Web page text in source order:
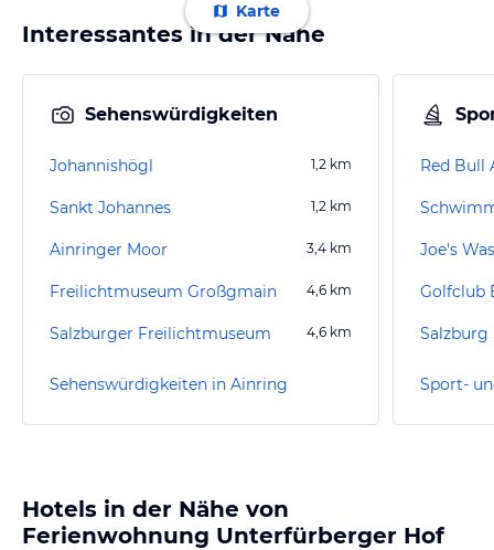
Karte
Interessantes in der Nähe
Sehenswürdigkeiten
Johannishögl 1,2 km
Sankt Johannes 1,2 km
Ainringer Moor 3,4 km
Freilichtmuseum Großgmain 4,6 km
Salzburger Freilichtmuseum 4,6 km
Sehenswürdigkeiten in Ainring
Red Bull
Salzburg
Sport-
Hotels in der Nähe von
Ferienwohnung Unterfürberger Hof